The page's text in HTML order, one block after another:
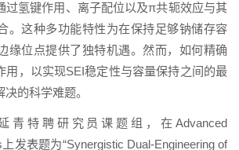
过氢键作用、离子配位以及π共轭效应与其
。这种多功能特性为在保持足够钠储存容
缘位点提供了独特机遇。然而，如何精确
用，以实现SEI稳定性与容量保持之间的最
的科学难题。
青特聘研究员课题组，在Advanced
发表题为“Synergistic Dual-Engineering of